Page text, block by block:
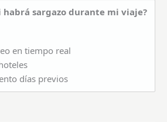
habrá sargazo durante mi viaje?
en tiempo real
días previos